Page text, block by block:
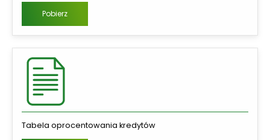
Pobierz
Tabela oprocentowania kredytów